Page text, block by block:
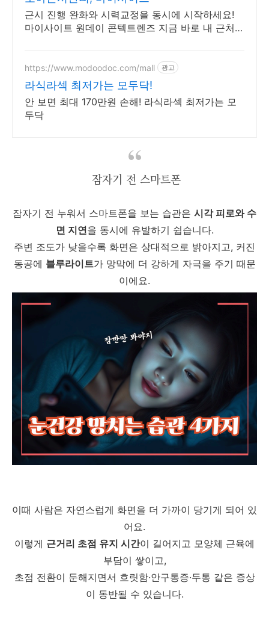
근시 진행 완화와 시력교정을 동시에 시작하세요!
마이사이트 원데이 콘텍트렌즈 지금 바로 내 근처
https://www.modoodoc.com/mall 광고
라식라섹 최저가는 모두닥!
안 보면 최대 170만원 손해! 라식라섹 최저가는 모
두닥
잠자기 전 스마트폰
잠자기 전 누워서 스마트폰을 보는 습관은 시각 피로와 수
면 지연을 동시에 유발하기 쉽습니다.
주변 조도가 낮을수록 화면은 상대적으로 밝아지고, 커진
동공에 블루라이트가 망막에 더 강하게 자극을 주기 때문
이에요.
이때 사람은 자연스럽게 화면을 더 가까이 당기게 되어 있
어요.
이렇게 근거리 초점 유지 시간이 길어지고 모양체 근육에
부담이 쌓이고,
초점 전환이 둔해지면서 흐릿함·안구통증·두통 같은 증상
이 동반될 수 있습니다.